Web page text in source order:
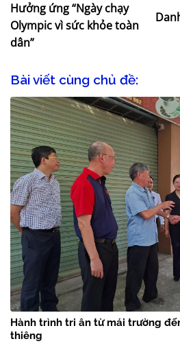
Hưởng ứng “Ngày chạy
Olympic vì sức khỏe toàn
dân”
Bài viết cùng chủ đề:
Hành trình tri ân từ mái trường
thiêng